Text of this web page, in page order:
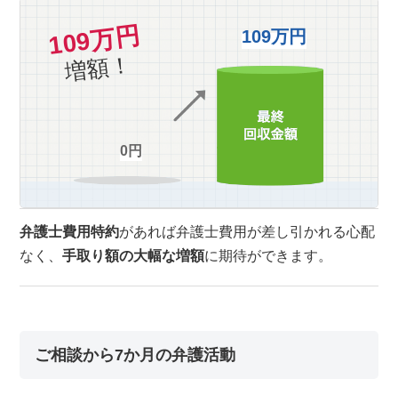
109万円
増額！
0円
109万円
弁護士費用特約があれば弁護士費用が差し引かれる心配
なく、手取り額の大幅な増額に期待ができます。
ご相談から7か月の弁護活動